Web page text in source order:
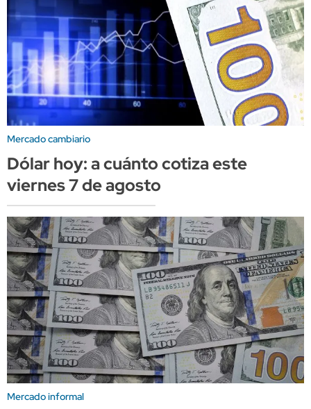
Mercado cambiario
Dólar hoy: a cuánto cotiza este
viernes 7 de agosto
Mercado informal